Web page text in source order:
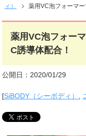
ィ）
薬用VC泡フォーマ
薬用VC泡フォー
C誘導体配合！
公開日：2020/01/29
[SiBODY（シーボディ） ,